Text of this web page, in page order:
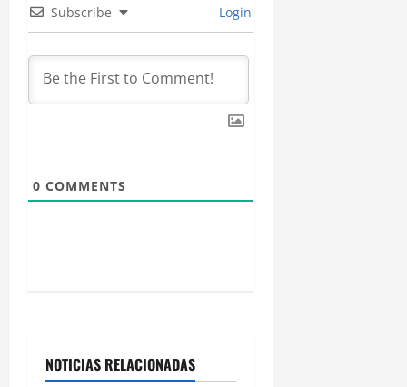
d
e
e
t
r
s
Subscribe Login
0 COMMENTS
NOTICIAS RELACIONADAS